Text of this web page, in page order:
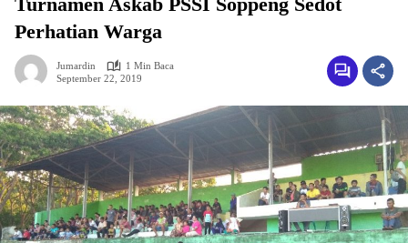
Perhatian Warga
Jumardin
1 Min Baca
September 22, 2019